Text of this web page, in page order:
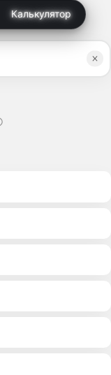
Калькулятор